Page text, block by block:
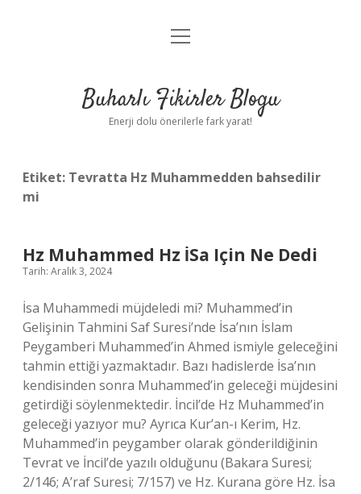
Anasayfa
Yasal Uyarı
menüyü
Buharlı Fikirler Blogu
Enerji dolu önerilerle fark yarat!
Etiket: Tevratta Hz Muhammedden bahsedilir
mi
Hz Muhammed Hz İSa Için Ne Dedi
Tarih: Aralık 3, 2024
İsa Muhammedi müjdeledi mi? Muhammed’in
Gelişinin Tahmini Saf Suresi’nde İsa’nın İslam
Peygamberi Muhammed’in Ahmed ismiyle geleceğini
tahmin ettiği yazmaktadır. Bazı hadislerde İsa’nın
kendisinden sonra Muhammed’in geleceği müjdesini
getirdiği söylenmektedir. İncil’de Hz Muhammed’in
geleceği yazıyor mu? Ayrıca Kur’an-ı Kerim, Hz.
Muhammed’in peygamber olarak gönderildiğinin
Tevrat ve İncil’de yazılı olduğunu (Bakara Suresi;
2/146; A’raf Suresi; 7/157) ve Hz. Kurana göre Hz. İsa